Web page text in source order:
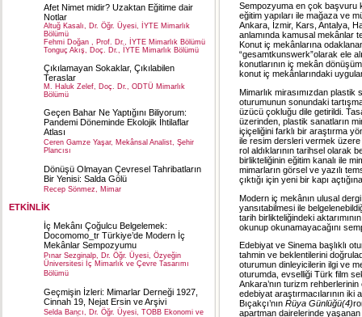
Afet Nimet midir? Uzaktan Eğitime dair
Notlar
Altuğ Kasalı, Dr. Öğr. Üyesi, İYTE Mimarlık
Bölümü
Fehmi Doğan , Prof. Dr., İYTE Mimarlık Bölümü
Tonguç Akış, Doç. Dr., İYTE Mimarlık Bölümü
Çıkılamayan Sokaklar, Çıkılabilen
Teraslar
M. Haluk Zelef, Doç. Dr., ODTÜ Mimarlık
Bölümü
Geçen Bahar Ne Yaptığını Biliyorum:
Pandemi Döneminde Ekolojik İhtilaflar
Atlası
Ceren Gamze Yaşar, Mekânsal Analist, Şehir
Plancısı
Dönüşü Olmayan Çevresel Tahribatların
Bir Yenisi: Salda Gölü
Recep Sönmez, Mimar
ETKİNLİK
İç Mekânı Çoğulcu Belgelemek:
Docomomo_tr Türkiye’de Modern İç
Mekânlar Sempozyumu
Pınar Sezginalp, Dr. Öğr. Üyesi, Özyeğin
Üniversitesi İç Mimarlık ve Çevre Tasarımı
Bölümü
Geçmişin İzleri: Mimarlar Derneği 1927,
Cinnah 19, Nejat Ersin ve Arşivi
Selda Bancı, Dr. Öğr. Üyesi, TOBB Ekonomi ve
Sempozyuma en çok başvuru
eğitim yapıları ile mağaza ve
Ankara, İzmir, Kars, Antalya,
anlamında kamusal mekânlar
Konut iç mekânlarına
“gesamtkunswerk”olarak ele
konutlarının iç mekân
konut iç mekânlarındaki
Mimarlık mirasımızdan
oturumunun sonundaki
üzücü çokluğu dile getirildi.
üzerinden, plastik sanatların
içiçeliğini farklı bir araştırma
ile resim dersleri vermek üzere
rol aldıklarının tarihsel olarak
birlikteliğinin eğitim kanalı ile
mimarların görsel ve yazılı
çıktığı için yeni bir kapı
Modern iç mekânın ulusal
yansıtabilmesi ile
tarih birlikteliğindeki
okunup okunamayacağını
Edebiyat ve Sinema başlıklı
tahmin ve beklentilerini
oturumun dinleyicilerin ilgi ve
oturumda, evselliği Türk film
Ankara’nın turizm
edebiyat araştırmacılarının iki
Bıçakçı’nın Rüya Günlüğü(4)
apartman dairelerinde